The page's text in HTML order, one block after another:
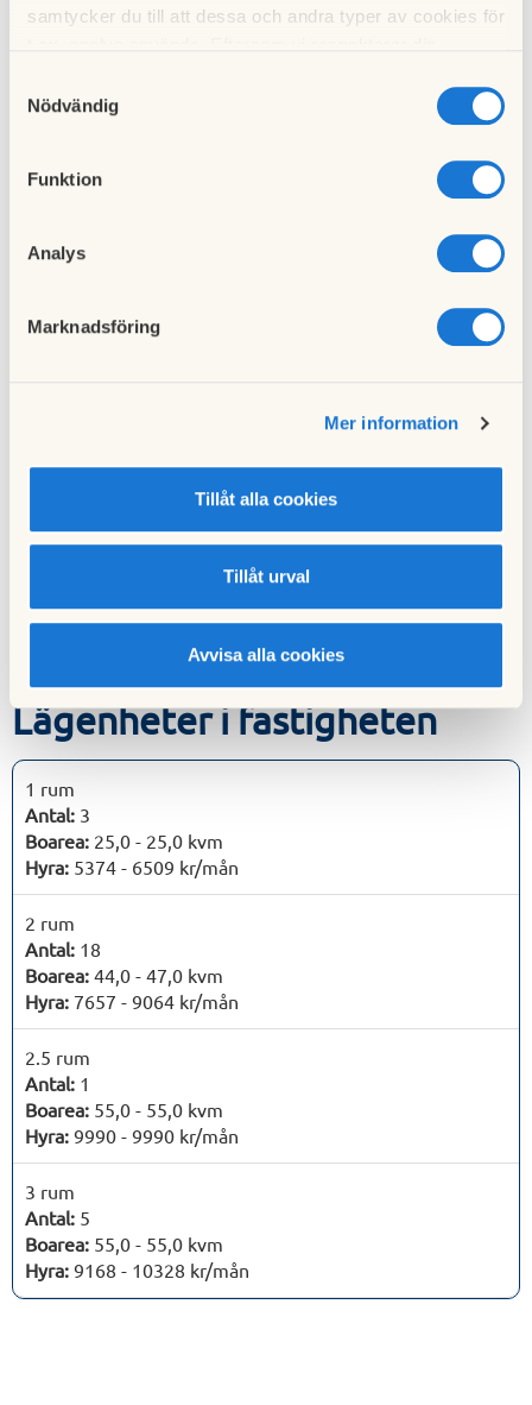
samtycker du till att dessa och andra typer av cookies för
cookies och välja att endast tillåta ett urval.
Nödvändig
Funktion
Analys
Marknadsföring
Mer information
Tillåt alla cookies
Tillåt urval
Avvisa alla cookies
Användning:Tillsvidare
Rum:3
Användning:
Tillsvidare
Inflyttning:2025-08-01
Lägenheter i fastigheten
1 rum
Antal: 3
Boarea: 25,0 - 25,0 kvm
Hyra: 5374 - 6509 kr/mån
2 rum
Antal: 18
Boarea: 44,0 - 47,0 kvm
Hyra: 7657 - 9064 kr/mån
2.5 rum
Antal: 1
Boarea: 55,0 - 55,0 kvm
Hyra: 9990 - 9990 kr/mån
3 rum
Antal: 5
Boarea: 55,0 - 55,0 kvm
Hyra: 9168 - 10328 kr/mån